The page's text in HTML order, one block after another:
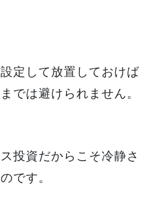
定して放置しておけば
では避けられません。
投資だからこそ冷静さ
です。